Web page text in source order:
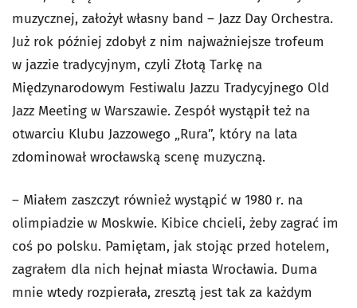
muzycznej, założył własny band – Jazz Day Orchestra.
Już rok później zdobył z nim najważniejsze trofeum
w jazzie tradycyjnym, czyli Złotą Tarkę na
Międzynarodowym Festiwalu Jazzu Tradycyjnego Old
Jazz Meeting w Warszawie. Zespół wystąpił też na
otwarciu Klubu Jazzowego „Rura”, który na lata
zdominował wrocławską scenę muzyczną.
– Miałem zaszczyt również wystąpić w 1980 r. na
olimpiadzie w Moskwie. Kibice chcieli, żeby zagrać im
coś po polsku. Pamiętam, jak stojąc przed hotelem,
zagrałem dla nich hejnał miasta Wrocławia. Duma
mnie wtedy rozpierała, zresztą jest tak za każdym